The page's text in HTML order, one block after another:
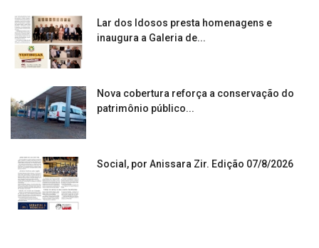
Lar dos Idosos presta homenagens e
inaugura a Galeria de...
Nova cobertura reforça a conservação do
patrimônio público...
Social, por Anissara Zir. Edição 07/8/2026